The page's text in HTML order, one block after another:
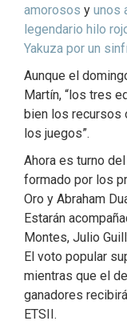
amorosos y unos
legendario hilo
Yakuza por un
Aunque el
Martín, “los tres
bien los recursos
los juegos”.
Ahora es turno
formado por los
Oro y Abraham
Estarán
Montes, Julio
El voto popular
mientras que el
ganadores
ETSII.